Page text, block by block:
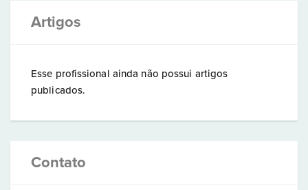
Artigos
Esse profissional ainda não possui artigos
publicados.
Contato